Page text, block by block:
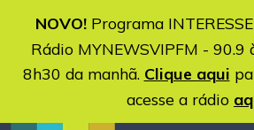
NOVO!Programa
Rádio MYNEWSVIPFM - 90.9
8h30 da manhã. Clique aqui
acesse a rádio